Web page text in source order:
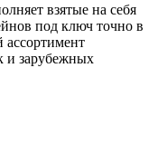
взятые на себя
под ключ точно в
ассортимент
и зарубежных